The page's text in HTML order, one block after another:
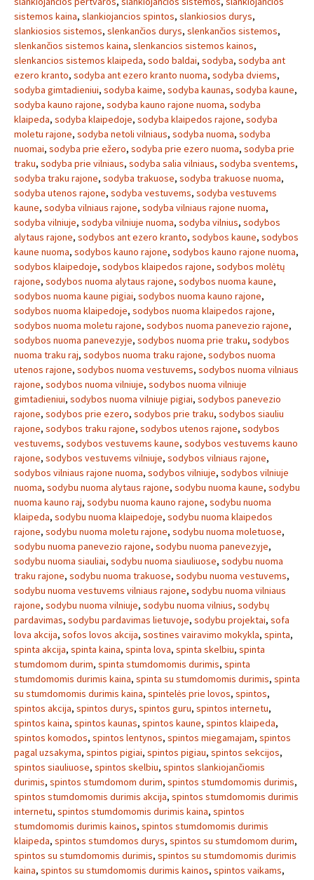
sistemos kaina, slankiojancios spintos, slankiosios durys,
slankiosios sistemos, slenkančios durys, slenkančios sistemos,
slenkančios sistemos kaina, slenkancios sistemos kainos,
slenkancios sistemos klaipeda, sodo baldai, sodyba, sodyba ant
ezero kranto, sodyba ant ezero kranto nuoma, sodyba dviems,
sodyba gimtadieniui, sodyba kaime, sodyba kaunas, sodyba kaune,
sodyba kauno rajone, sodyba kauno rajone nuoma, sodyba
klaipeda, sodyba klaipedoje, sodyba klaipedos rajone, sodyba
moletu rajone, sodyba netoli vilniaus, sodyba nuoma, sodyba
nuomai, sodyba prie ežero, sodyba prie ezero nuoma, sodyba prie
traku, sodyba prie vilniaus, sodyba salia vilniaus, sodyba sventems,
sodyba traku rajone, sodyba trakuose, sodyba trakuose nuoma,
sodyba utenos rajone, sodyba vestuvems, sodyba vestuvems
kaune, sodyba vilniaus rajone, sodyba vilniaus rajone nuoma,
sodyba vilniuje, sodyba vilniuje nuoma, sodyba vilnius, sodybos
alytaus rajone, sodybos ant ezero kranto, sodybos kaune, sodybos
kaune nuoma, sodybos kauno rajone, sodybos kauno rajone nuoma,
sodybos klaipedoje, sodybos klaipedos rajone, sodybos molėtų
rajone, sodybos nuoma alytaus rajone, sodybos nuoma kaune,
sodybos nuoma kaune pigiai, sodybos nuoma kauno rajone,
sodybos nuoma klaipedoje, sodybos nuoma klaipedos rajone,
sodybos nuoma moletu rajone, sodybos nuoma panevezio rajone,
sodybos nuoma panevezyje, sodybos nuoma prie traku, sodybos
nuoma traku raj, sodybos nuoma traku rajone, sodybos nuoma
utenos rajone, sodybos nuoma vestuvems, sodybos nuoma vilniaus
rajone, sodybos nuoma vilniuje, sodybos nuoma vilniuje
gimtadieniui, sodybos nuoma vilniuje pigiai, sodybos panevezio
rajone, sodybos prie ezero, sodybos prie traku, sodybos siauliu
rajone, sodybos traku rajone, sodybos utenos rajone, sodybos
vestuvems, sodybos vestuvems kaune, sodybos vestuvems kauno
rajone, sodybos vestuvems vilniuje, sodybos vilniaus rajone,
sodybos vilniaus rajone nuoma, sodybos vilniuje, sodybos vilniuje
nuoma, sodybu nuoma alytaus rajone, sodybu nuoma kaune, sodybu
nuoma kauno raj, sodybu nuoma kauno rajone, sodybu nuoma
klaipeda, sodybu nuoma klaipedoje, sodybu nuoma klaipedos
rajone, sodybu nuoma moletu rajone, sodybu nuoma moletuose,
sodybu nuoma panevezio rajone, sodybu nuoma panevezyje,
sodybu nuoma siauliai, sodybu nuoma siauliuose, sodybu nuoma
traku rajone, sodybu nuoma trakuose, sodybu nuoma vestuvems,
sodybu nuoma vestuvems vilniaus rajone, sodybu nuoma vilniaus
rajone, sodybu nuoma vilniuje, sodybu nuoma vilnius, sodybų
pardavimas, sodybu pardavimas lietuvoje, sodybu projektai, sofa
lova akcija, sofos lovos akcija, sostines vairavimo mokykla, spinta,
spinta akcija, spinta kaina, spinta lova, spinta skelbiu, spinta
stumdomom durim, spinta stumdomomis durimis, spinta
stumdomomis durimis kaina, spinta su stumdomomis durimis, spinta
su stumdomomis durimis kaina, spintelės prie lovos, spintos,
spintos akcija, spintos durys, spintos guru, spintos internetu,
spintos kaina, spintos kaunas, spintos kaune, spintos klaipeda,
spintos komodos, spintos lentynos, spintos miegamajam, spintos
pagal uzsakyma, spintos pigiai, spintos pigiau, spintos sekcijos,
spintos siauliuose, spintos skelbiu, spintos slankiojančiomis
durimis, spintos stumdomom durim, spintos stumdomomis durimis,
spintos stumdomomis durimis akcija, spintos stumdomomis durimis
internetu, spintos stumdomomis durimis kaina, spintos
stumdomomis durimis kainos, spintos stumdomomis durimis
klaipeda, spintos stumdomos durys, spintos su stumdomom durim,
spintos su stumdomomis durimis, spintos su stumdomomis durimis
kaina, spintos su stumdomomis durimis kainos, spintos vaikams,